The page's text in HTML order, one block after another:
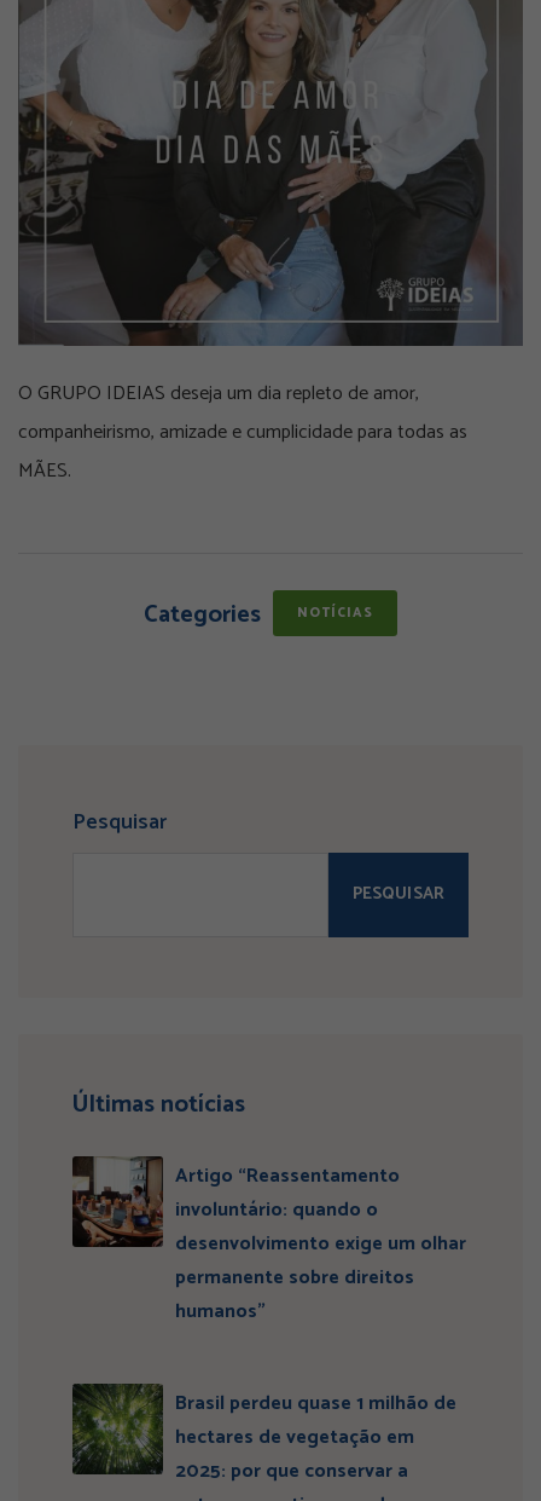
O GRUPO IDEIAS deseja um dia repleto de amor,
companheirismo, amizade e cumplicidade para todas as
MÃES.
Categories NOTÍCIAS
Pesquisar
PESQUISAR
Últimas notícias
Artigo “Reassentamento
involuntário: quando o
desenvolvimento exige um olhar
permanente sobre direitos
humanos”
Brasil perdeu quase 1 milhão de
hectares de vegetação em
2025: por que conservar a